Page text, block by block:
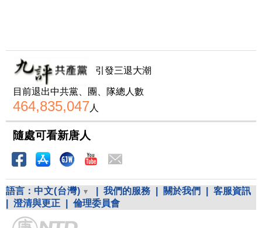
引發三退大潮
目前退出中共黨、團、隊總人數
464,835,047人
隨處可看新唐人
語言： 中文(台灣) 我們的服務 關於我們
客服資訊
澄清與更正 倫理委員會